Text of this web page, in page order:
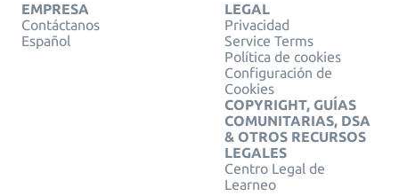
EMPRESA
Contáctanos
Español
LEGAL
Privacidad
Service Terms
Política de cookies
Configuración de
Cookies
COPYRIGHT, GUÍAS
COMUNITARIAS, DSA
& OTROS RECURSOS
LEGALES
Centro Legal de
Learneo